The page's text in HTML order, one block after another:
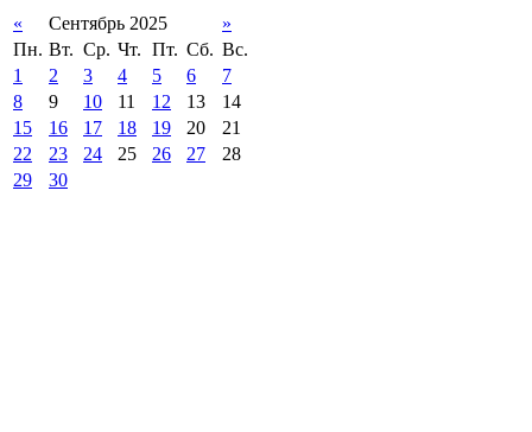
« Сентябрь 2025
»
Пн. Вт. Ср. Чт. Пт. Сб. Вс.
1
2 3 4 5 6
7
8
9 10 11 12 13
14
15
16 17 18 19 20
21
22
23 24 25 26 27
28
29
30